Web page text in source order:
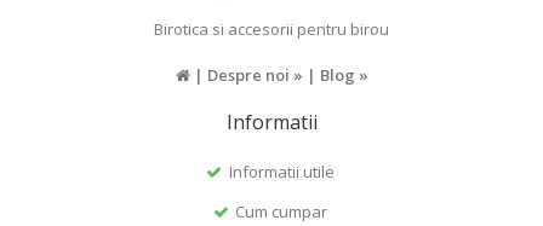
Birotica si accesorii pentru birou
| Despre noi » | Blog »
Informatii
Informatii utile
Cum cumpar